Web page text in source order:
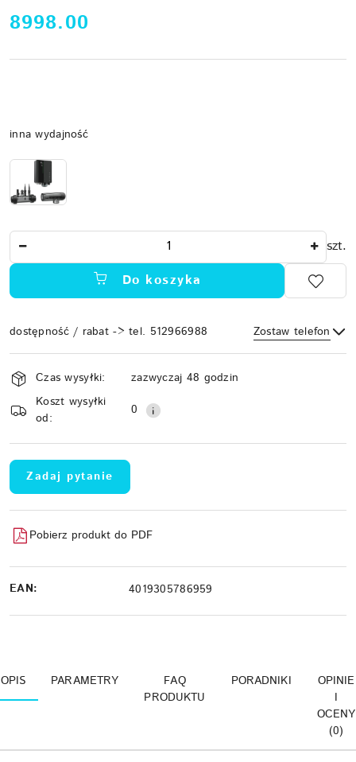
cena:
8998.00
Wariant
inna wydajność
szt.
Do koszyka
dostępność / rabat -> tel. 512966988 Zostaw telefon
Wyślij
Dostępność
i
dostawa
Czas wysyłki:
zazwyczaj 48 godzin
Koszt wysyłki
od:
0
Zadaj pytanie
Pobierz produkt do PDF
EAN: 4019305786959
OPIS PARAMETRY
FAQ
PRODUKTU
PORADNIKI
OPINIE
I
OCENY
(0)